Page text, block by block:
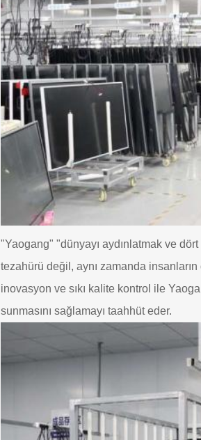
"Yaogang" "dünyayı aydınlatmak ve
tezahürü değil, aynı zamanda
inovasyon ve sıkı kalite kontrol ile
sunmasını sağlamayı taahhüt eder.